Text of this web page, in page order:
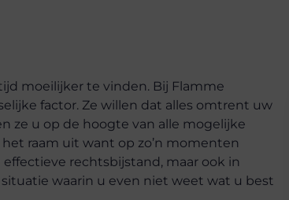
moeilijker te vinden. Bij Flamme
factor. Ze willen dat alles omtrent uw
ze u op de hoogte van alle mogelijke
raam uit want op zo’n momenten
rechtsbijstand, maar ook in
waarin u even niet weet wat u best